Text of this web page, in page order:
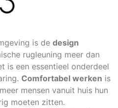
is de design
rugleuning meer dan
is een essentieel onderdeel
Comfortabel werken is
mensen vanuit huis hun
moeten zitten.